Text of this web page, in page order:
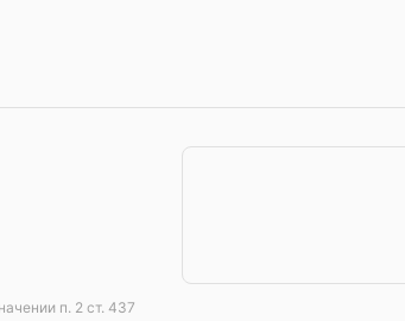
п. 2 ст. 437